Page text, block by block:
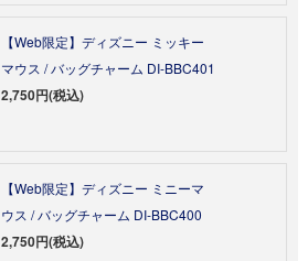
【Web限定】ディズニー ミッキー
マウス / バッグチャーム DI-BBC401
2,750円(税込)
【Web限定】ディズニー ミニーマ
ウス / バッグチャーム DI-BBC400
2,750円(税込)